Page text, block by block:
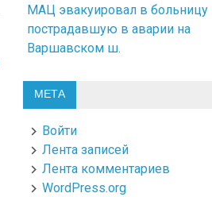
МАЦ эвакуировал в больницу
пострадавшую в аварии на
Варшавском ш.
МЕТА
Войти
Лента записей
Лента комментариев
WordPress.org